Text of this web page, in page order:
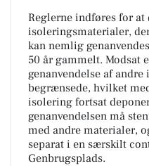
Reglerne indføres for at
isoleringsmaterialer,
kan nemlig
50 år gammelt. Modsat
genanvendelse af
begrænsede, hvilket
isolering fortsat
genanvendelsen må
med andre materialer,
separat i en særskilt
Genbrugsplads.